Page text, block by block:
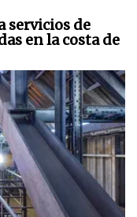
servicios de
en la costa de